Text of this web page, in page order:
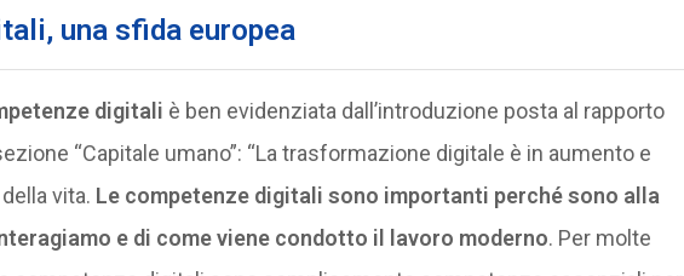
una sfida europea
digitali è ben evidenziata dall’introduzione posta al rapporto
“Capitale umano”: “La trasformazione digitale è in aumento e
vita. Le competenze digitali sono importanti perché sono alla
e di come viene condotto il lavoro moderno. Per molte